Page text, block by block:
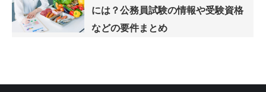
には？公務員試験の情報や受験資格
などの要件まとめ